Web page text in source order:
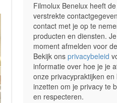
Filmolux Benelux heeft
verstrekte
contact met je op te
producten en diensten.
moment afmelden voor
Bekijk ons privacybeleid
informatie over hoe je je
onze privacypraktijken en
inzetten om je privacy te
en respecteren.